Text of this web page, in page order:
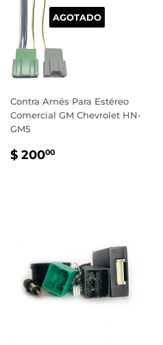
AGOTADO
Contra Arnés Para Estéreo
Comercial GM Chevrolet HN-
GM5
PRECIO
$ 20000